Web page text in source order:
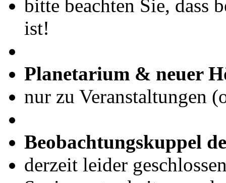
bitte beachten Sie, dass
ist!
Planetarium & neuer
nur zu Veranstaltungen
Beobachtungskuppel
derzeit leider